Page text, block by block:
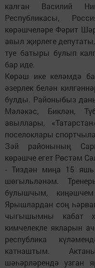
калган Василий
Республикасы,
көрәшчеләре Фәрит
авыл җирлеге
туе батыры булып
бар иде.
Көрәш ике келәмдә
әзерлек белән
булды. Районыбыз
Мәләкәс, Биклән,
авыллары,
поселоклары
Зәй районының
көрәшче егет Рөстәм
- Тиздән миңа 15
шөгыльләнәм.
булышчым,
Ярышлардан соң
чыгышымны кабат
кимчелекле якларын
республика
катнаштым.
шәһәрләрендә узган